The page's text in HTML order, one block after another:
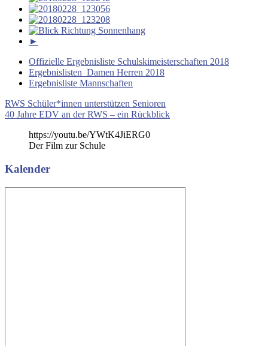
►
Offizielle Ergebnisliste Schulskimeisterschaften 2018
Ergebnislisten Damen Herren 2018
Ergebnisliste Mannschaften
SchulskiSchulskimeisterschaftenSki
Beitragsnavigation
Vorheriger
Beitrag:
RWS Schüler*innen unterstützen Senioren
Nächster
40 Jahre EDV an der RWS – ein Rückblick
https://youtu.be/YWtK4JiERG0
Der Film zur Schule
Kalender